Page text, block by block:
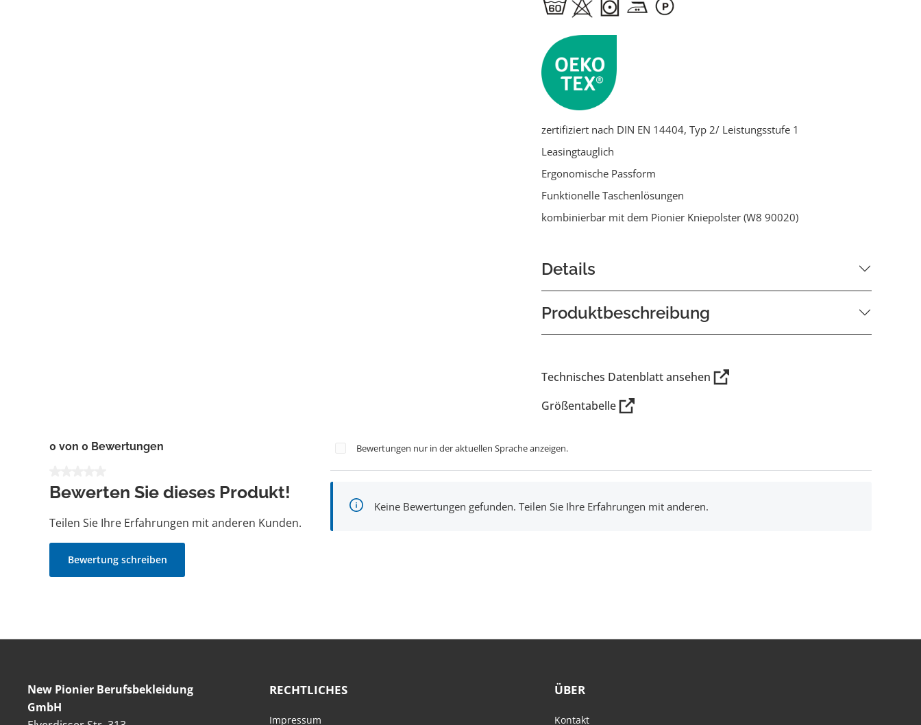
zertifiziert nach DIN EN 14404, Typ 2/ Leistungsstufe 1
Leasingtauglich
Ergonomische Passform
Funktionelle Taschenlösungen
kombinierbar mit dem Pionier Kniepolster (W8 90020)
Details
Produktbeschreibung
Technisches Datenblatt ansehen
Größentabelle
0 von 0 Bewertungen
Bewerten Sie dieses Produkt!
Teilen Sie Ihre Erfahrungen mit anderen Kunden.
Bewertung schreiben
Bewertungen nur in der aktuellen Sprache anzeigen.
Keine Bewertungen gefunden. Teilen Sie Ihre Erfahrungen mit anderen.
New Pionier Berufsbekleidung
GmbH
RECHTLICHES
Impressum
ÜBER
Kontakt